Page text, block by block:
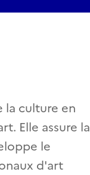
la culture en
Elle assure la
le
d'art